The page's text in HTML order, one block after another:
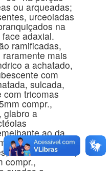
ou arqueadas;
urceoladas
na
adaxial.
ramificadas,
mais
a achatado,
com
sulcada,
com tricomas
compr.,
glabro a
ao da
sépalas
membranáceas,
compr.,